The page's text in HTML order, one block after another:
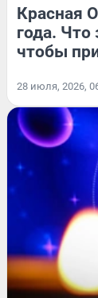
Красная
года. Что
чтобы
28 июля, 2026,